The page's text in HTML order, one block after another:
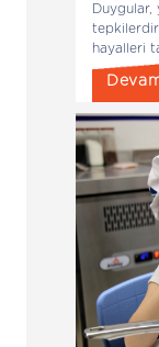
Duygular,
hayalleri